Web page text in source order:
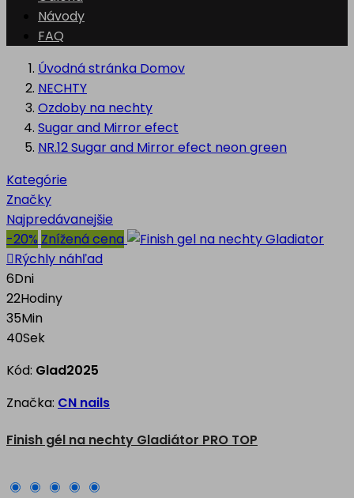
Návody
FAQ
Úvodná stránka Domov
NECHTY
Ozdoby na nechty
Sugar and Mirror efect
NR.12 Sugar and Mirror efect neon green
Kategórie
Značky
Najpredávanejšie
-20% Znížená cena
Rýchly náhľad
6Dni
22Hodiny
35Min
38Sek
Kód: Glad2025
Značka: CN nails
Finish gél na nechty Gladiátor PRO TOP